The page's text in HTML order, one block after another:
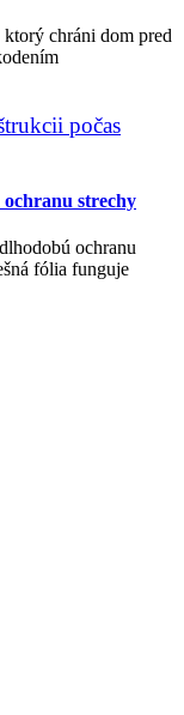
chráni dom pred
strechy
ochranu
fólia funguje